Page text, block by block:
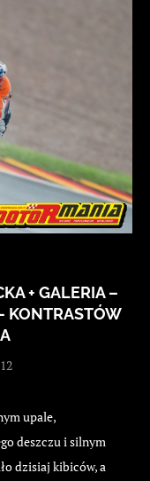
+ GALERIA –
KONTRASTÓW
upale,
deszczu i silnym
dzisiaj kibiców, a